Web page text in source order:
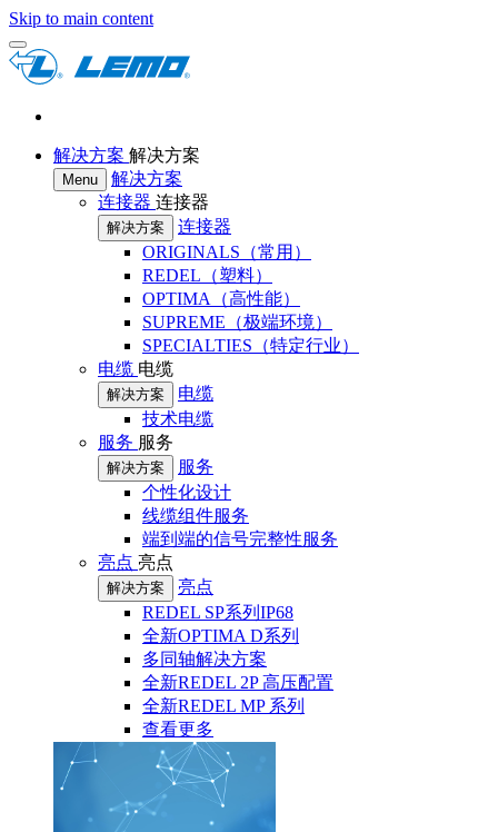
Skip to main content
解决方案 解决方案
Menu
解决方案
连接器 连接器
解决方案
连接器
ORIGINALS（常用）
REDEL（塑料）
OPTIMA（高性能）
SUPREME（极端环境）
SPECIALTIES（特定行业）
电缆 电缆
解决方案
电缆
技术电缆
服务 服务
解决方案
服务
个性化设计
线缆组件服务
端到端的信号完整性服务
亮点 亮点
解决方案
亮点
REDEL SP系列IP68
全新OPTIMA D系列
多同轴解决方案
全新REDEL 2P 高压配置
全新REDEL MP 系列
查看更多